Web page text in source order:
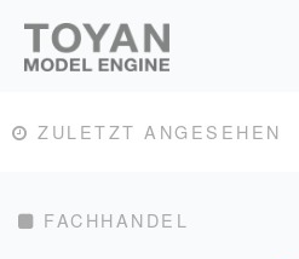
ZULETZT ANGESEHEN
FACHHANDEL